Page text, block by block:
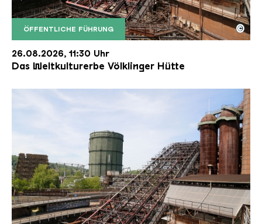
ÖFFENTLICHE FÜHRUNG
Der Erzschrägaufzug der Völklinger Hütte mit
Copyright: Weltkulturerbe Völklinger Hütte | Karl
©
26.08.2026, 11:30 Uhr
Das Weltkulturerbe Völklinger Hütte